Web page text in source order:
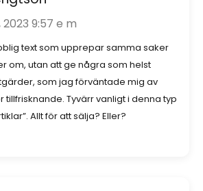
9:57 e m
text som upprepar samma saker
om, utan att ge några som helst
som jag förväntade mig av
tillfrisknande. Tyvärr vanligt i denna typ
Allt för att sälja? Eller?